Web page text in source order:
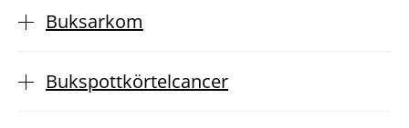
Buksarkom
Bukspottkörtelcancer